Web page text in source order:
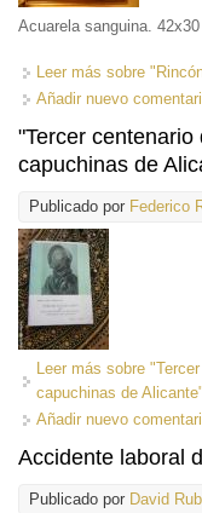
Acuarela sanguina. 42x30
Leer más sobre
Añadir nuevo
"Tercer
capuchinas de
Publicado por Federico
Leer más sobre
capuchinas de
Añadir nuevo
Accidente laboral
Publicado por David